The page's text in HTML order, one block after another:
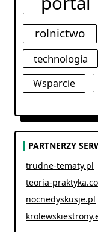
rolnictwo
technologia
Wsparcie
PARTNERZY
trudne-tematy.pl
teoria-
nocnedyskusje.pl